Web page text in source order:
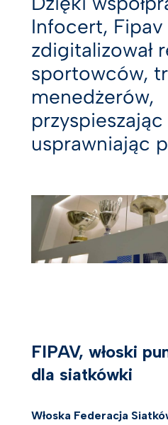
Infocert, Fipav
zdigitalizował
sportowców,
menedżerów,
przyspieszając
usprawniając
FIPAV, włoski
dla siatkówki
Włoska Federacja